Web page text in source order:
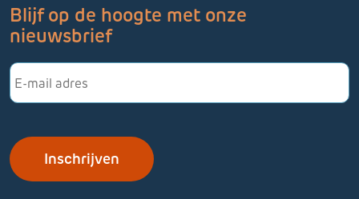
Blijf op de hoogte met onze
nieuwsbrief
E-
mailadres